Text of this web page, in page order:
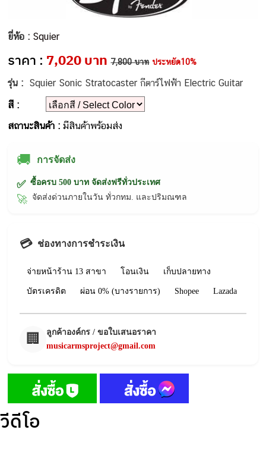
ยี่ห้อ : Squier
ราคา : 7,020 บาท 7,800 บาท ประหยัด10%
รุ่น : Squier Sonic Stratocaster กีตาร์ไฟฟ้า Electric Guitar
สี :
สถานะสินค้า :มีสินค้าพร้อมส่ง
🚚 การจัดส่ง
✅ ซื้อครบ 500 บาท จัดส่งฟรีทั่วประเทศ
🚀 จัดส่งด่วนภายในวัน ทั่วกทม. และปริมณฑล
💳 ช่องทางการชำระเงิน
จ่ายหน้าร้าน 13 สาขา โอนเงิน เก็บปลายทาง
บัตรเครดิต ผ่อน 0% (บางรายการ) Shopee Lazada
🏢
ลูกค้าองค์กร / ขอใบเสนอราคา
musicarmsproject@gmail.com
วีดีโอ